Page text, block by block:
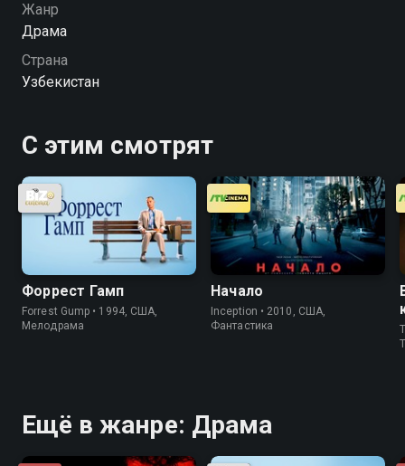
Жанр
Драма
Страна
Узбекистан
С этим смотрят
Форрест Гамп
Forrest Gump • 1994, США,
Мелодрама
Начало
Inception • 2010, США,
Фантастика
Ещё в жанре: Драма